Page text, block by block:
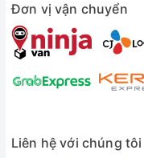
Touchpad của HP
laptop màn hình 15.6
làm bằng kim loại cho
C thế hệ 1, cổng USB
Đơn vị vận chuyển
Liên hệ với chúng tôi